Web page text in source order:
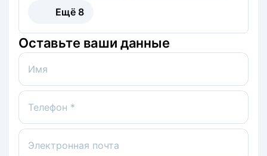
Ещё 8
Оставьте ваши данные
Имя
Телефон *
Электронная почта